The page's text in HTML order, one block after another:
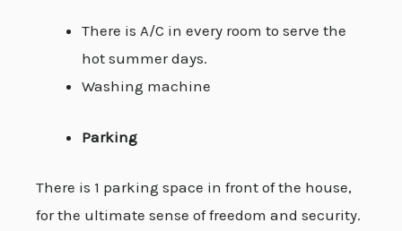
There is A/C in every room to serve the
hot summer days.
Washing machine
Parking
There is 1 parking space in front of the house,
for the ultimate sense of freedom and security.